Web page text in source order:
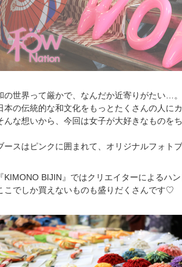
の世界って厳かで、なんだか近寄りがたい…。
本の伝統的な和文化をもっとたくさんの人に
んな想いから、今回は女子が大好きなものを
ースはピンクに囲まれて、オリジナルフォト
『KIMONO BIJIN』ではクリエイターによるハ
こでしか買えないものも盛りだくさんです♡